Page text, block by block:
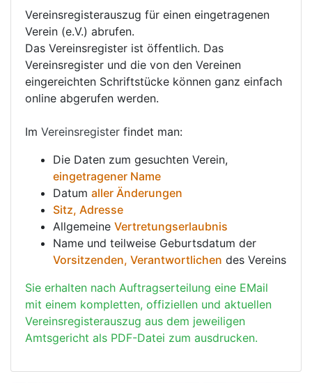
Vereinsregisterauszug für einen eingetragenen
Verein (e.V.) abrufen.
Das Vereinsregister ist öffentlich. Das
Vereinsregister und die von den Vereinen
eingereichten Schriftstücke können ganz einfach
online abgerufen werden.
Im Vereinsregister findet man:
Die Daten zum gesuchten Verein,
eingetragener Name
Datum aller Änderungen
Sitz, Adresse
Allgemeine Vertretungserlaubnis
Name und teilweise Geburtsdatum der
Vorsitzenden, Verantwortlichen des Vereins
Sie erhalten nach Auftragserteilung eine EMail
mit einem kompletten, offiziellen und aktuellen
Vereinsregisterauszug aus dem jeweiligen
Amtsgericht als PDF-Datei zum ausdrucken.